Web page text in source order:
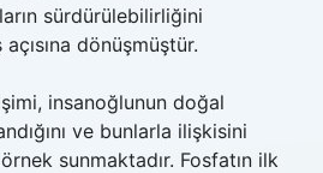
sürdürülebilirliğini
dönüşmüştür.
insanoğlunun doğal
ve bunlarla ilişkisini
sunmaktadır. Fosfatın ilk